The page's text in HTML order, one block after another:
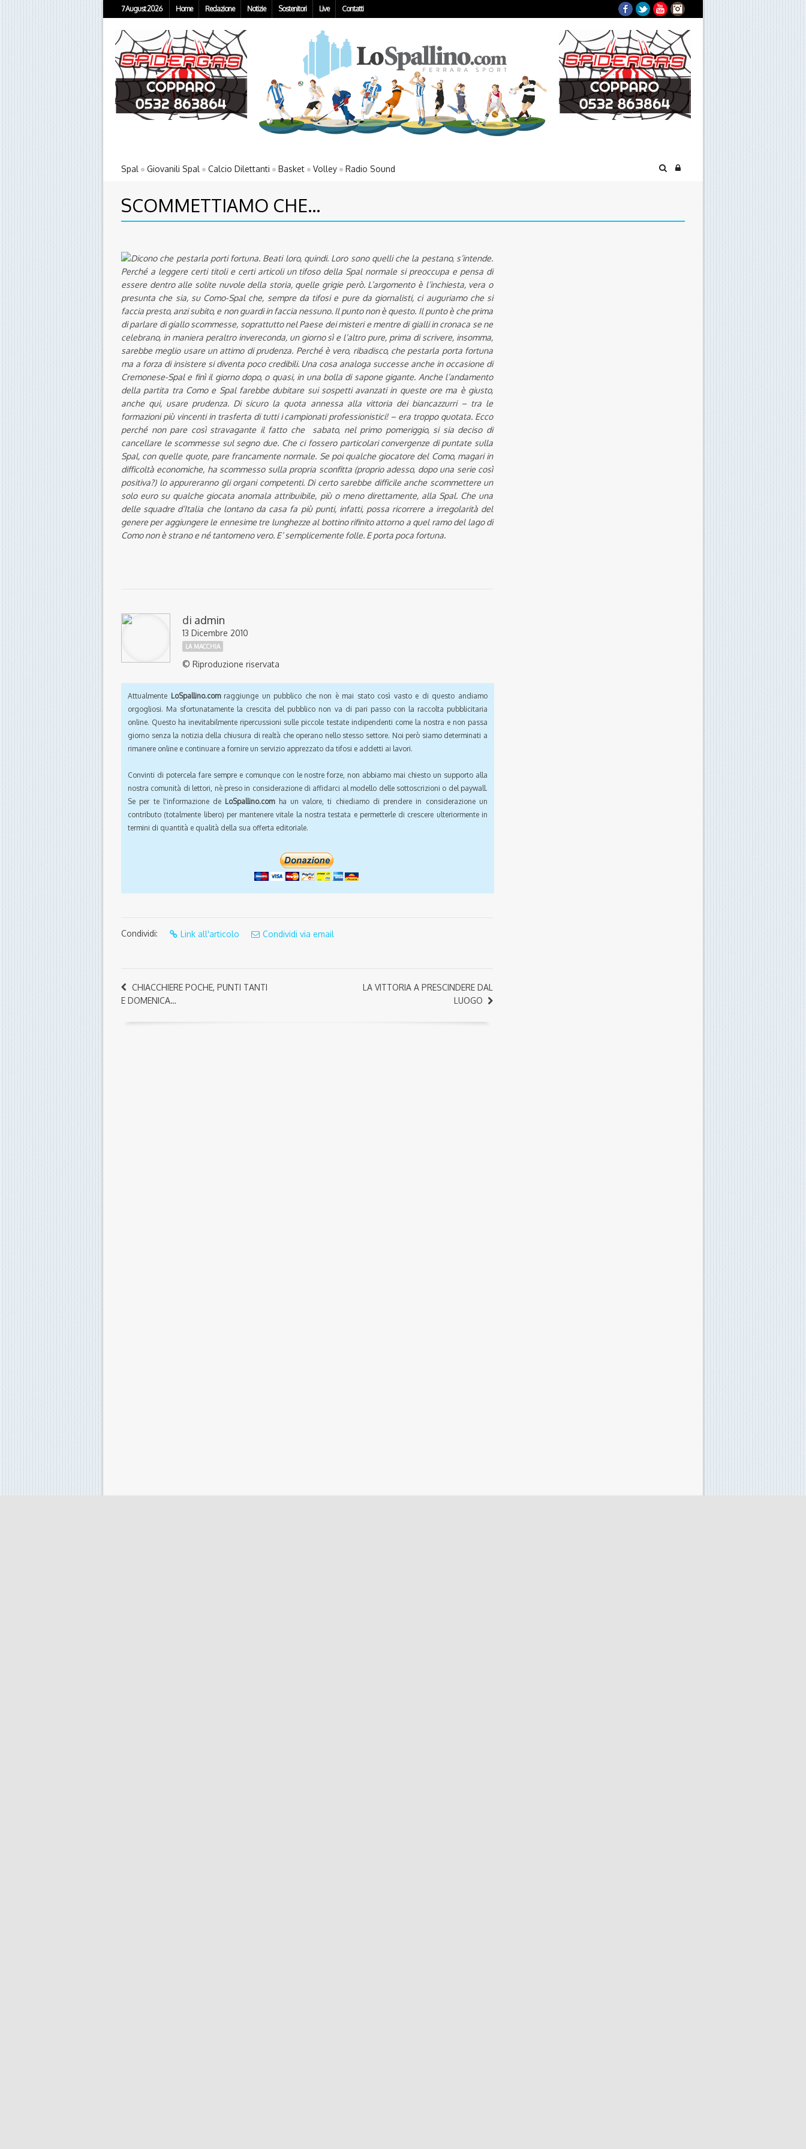
7 August 2026 Home Redazione Notizie Sostenitori Live Contatti Facebook
TwitterYouTubeInstagram
Spal Giovanili Spal Calcio Dilettanti Basket Volley Radio Sound
SCOMMETTIAMO CHE…
Dicono che pestarla porti fortuna. Beati loro, quindi. Loro sono quelli che la pestano, s’intende.
Perché a leggere certi titoli e certi articoli un tifoso della Spal normale si preoccupa e pensa di
essere dentro alle solite nuvole della storia, quelle grigie però. L’argomento è l’inchiesta, vera o
presunta che sia, su Como-Spal che, sempre da tifosi e pure da giornalisti, ci auguriamo che si
faccia presto, anzi subito, e non guardi in faccia nessuno. Il punto non è questo. Il punto è che prima
di parlare di giallo scommesse, soprattutto nel Paese dei misteri e mentre di gialli in cronaca se ne
celebrano, in maniera peraltro invereconda, un giorno sì e l’altro pure, prima di scrivere, insomma,
sarebbe meglio usare un attimo di prudenza. Perché è vero, ribadisco, che pestarla porta fortuna
ma a forza di insistere si diventa poco credibili. Una cosa analoga successe anche in occasione di
Cremonese-Spal e finì il giorno dopo, o quasi, in una bolla di sapone gigante. Anche l’andamento
della partita tra Como e Spal farebbe dubitare sui sospetti avanzati in queste ore ma è giusto,
anche qui, usare prudenza. Di sicuro la quota annessa alla vittoria dei biancazzurri – tra le
formazioni più vincenti in trasferta di tutti i campionati professionistici! – era troppo quotata. Ecco
perché non pare così stravagante il fatto che sabato, nel primo pomeriggio, si sia deciso di
cancellare le scommesse sul segno due. Che ci fossero particolari convergenze di puntate sulla
Spal, con quelle quote, pare francamente normale. Se poi qualche giocatore del Como, magari in
difficoltà economiche, ha scommesso sulla propria sconfitta (proprio adesso, dopo una serie così
positiva?) lo appureranno gli organi competenti. Di certo sarebbe difficile anche scommettere un
solo euro su qualche giocata anomala attribuibile, più o meno direttamente, alla Spal. Che una
delle squadre d’Italia che lontano da casa fa più punti, infatti, possa ricorrere a irregolarità del
genere per aggiungere le ennesime tre lunghezze al bottino rifinito attorno a quel ramo del lago di
Como non è strano e né tantomeno vero. E’ semplicemente folle. E porta poca fortuna.
di admin
13 Dicembre 2010
LA MACCHIA
© Riproduzione riservata
Attualmente LoSpallino.comraggiunge un pubblico che non è mai stato così vasto e di questo andiamo
orgogliosi. Ma sfortunatamente la crescita del pubblico non va di pari passo con la raccolta pubblicitaria
online. Questo ha inevitabilmente ripercussioni sulle piccole testate indipendenti come la nostra e non passa
giorno senza la notizia della chiusura di realtà che operano nello stesso settore. Noi però siamo determinati a
rimanere online e continuare a fornire un servizio apprezzato da tifosi e addetti ai lavori.
Convinti di potercela fare sempre e comunque con le nostre forze, non abbiamo mai chiesto un supporto alla
nostra comunità di lettori, nè preso in considerazione di affidarci al modello delle sottoscrizioni o del paywall.
Se per te l'informazione de LoSpallino.comha un valore, ti chiediamo di prendere in considerazione un
contributo (totalmente libero) per mantenere vitale la nostra testata e permetterle di crescere ulteriormente in
termini di quantità e qualità della sua offerta editoriale.
Condividi: Link all'articolo Condividi via email
CHIACCHIERE POCHE, PUNTI TANTI
E DOMENICA…
LA VITTORIA A PRESCINDERE DAL
LUOGO